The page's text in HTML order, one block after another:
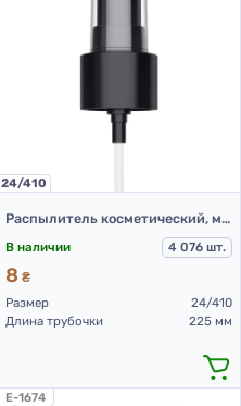
24/410
Распылитель косметический, модель 209В, 24/410, гладкая, черная, 225 мм.
В наличии 4 076 шт.
8 ₴
Размер
24/410
Длина трубочки
225 мм
E-1674